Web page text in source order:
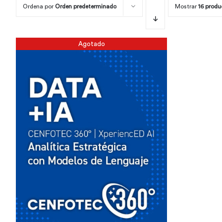
Ordena por Orden predeterminado Mostrar 16
Agotado